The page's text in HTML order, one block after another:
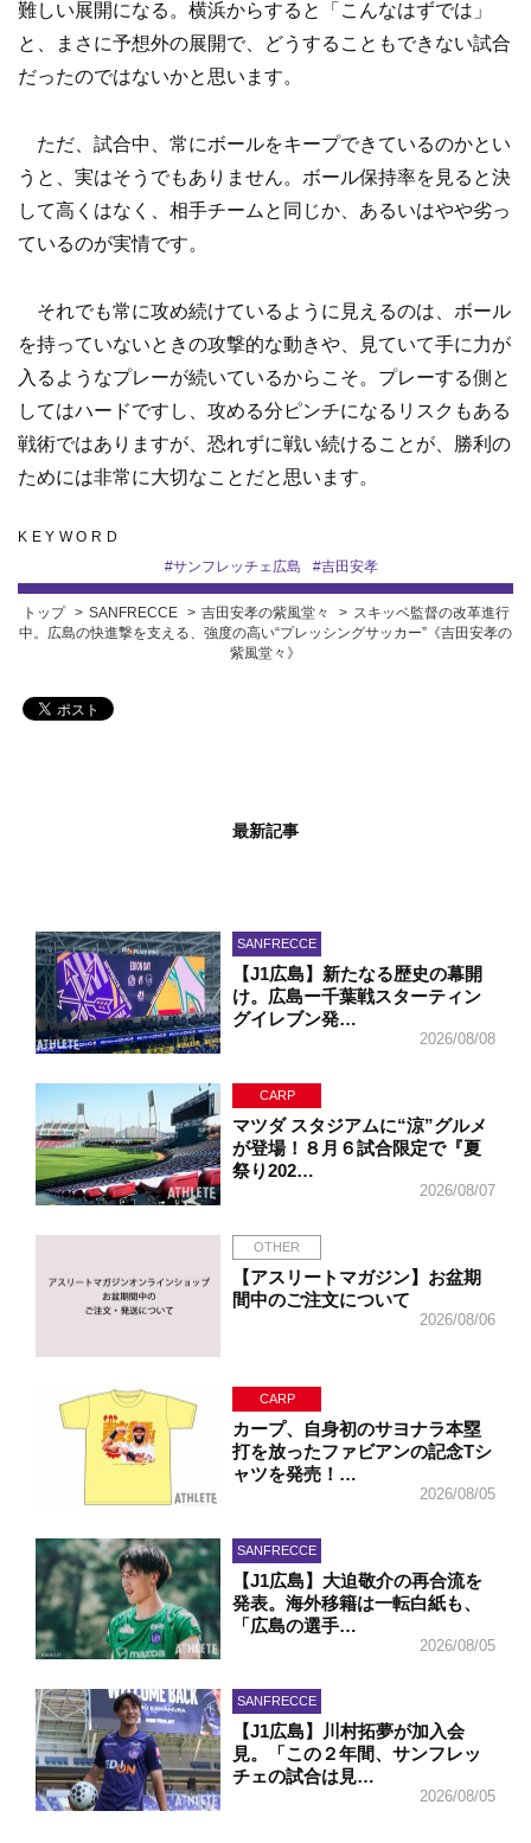
難しい展開になる。横浜からすると「こんなはずでは」
と、まさに予想外の展開で、どうすることもできない試合
だったのではないかと思います。
ただ、試合中、常にボールをキープできているのかとい
うと、実はそうでもありません。ボール保持率を見ると決
して高くはなく、相手チームと同じか、あるいはやや劣っ
ているのが実情です。
それでも常に攻め続けているように見えるのは、ボール
を持っていないときの攻撃的な動きや、見ていて手に力が
入るようなプレーが続いているからこそ。プレーする側と
してはハードですし、攻める分ピンチになるリスクもある
戦術ではありますが、恐れずに戦い続けることが、勝利の
ためには非常に大切なことだと思います。
KEYWORD
#サンフレッチェ広島 #吉田安孝
トップ SANFRECCE 吉田安孝の紫風堂々
スキッベ監督の改革進行
中。広島の快進撃を支える、強度の高い“プレッシングサッカー”《吉田安孝の
紫風堂々》
最新記事
SANFRECCE
【J1広島】新たなる歴史の幕開
け。広島ー千葉戦スターティン
グイレブン発…
2026/08/08
CARP
マツダ スタジアムに“涼”グルメ
が登場！８月６試合限定で『夏
祭り202…
2026/08/07
OTHER
【アスリートマガジン】お盆期
間中のご注文について
2026/08/06
CARP
カープ、自身初のサヨナラ本塁
打を放ったファビアンの記念Tシ
ャツを発売！…
2026/08/05
SANFRECCE
【J1広島】大迫敬介の再合流を
発表。海外移籍は一転白紙も、
「広島の選手…
2026/08/05
SANFRECCE
【J1広島】川村拓夢が加入会
見。「この２年間、サンフレッ
チェの試合は見…
2026/08/05